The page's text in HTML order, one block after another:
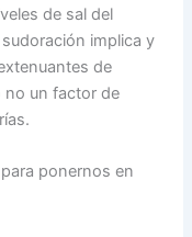
de sal del
implica y
de
no un factor de
ponernos en